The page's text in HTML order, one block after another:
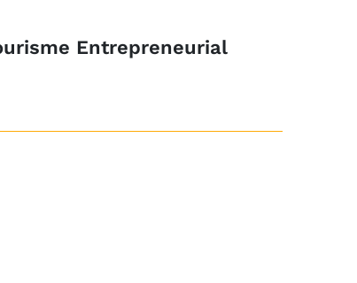
Entrepreneurial